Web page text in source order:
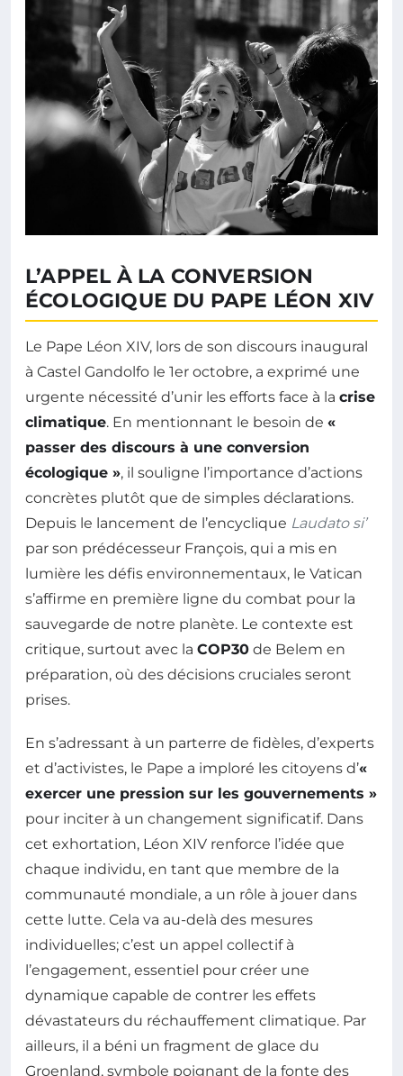
L’APPEL À LA CONVERSION
ÉCOLOGIQUE DU PAPE LÉON XIV
Le Pape Léon XIV, lors de son discours inaugural
à Castel Gandolfo le 1er octobre, a exprimé une
urgente nécessité d’unir les efforts face à la crise
climatique. En mentionnant le besoin de «
passer des discours à une conversion
écologique », il souligne l’importance d’actions
concrètes plutôt que de simples déclarations.
Depuis le lancement de l’encyclique Laudato si’
par son prédécesseur François, qui a mis en
lumière les défis environnementaux, le Vatican
s’affirme en première ligne du combat pour la
sauvegarde de notre planète. Le contexte est
critique, surtout avec la COP30 de Belem en
préparation, où des décisions cruciales seront
prises.
En s’adressant à un parterre de fidèles, d’experts
et d’activistes, le Pape a imploré les citoyens d’«
exercer une pression sur les gouvernements »
pour inciter à un changement significatif. Dans
cet exhortation, Léon XIV renforce l’idée que
chaque individu, en tant que membre de la
communauté mondiale, a un rôle à jouer dans
cette lutte. Cela va au-delà des mesures
individuelles; c’est un appel collectif à
l’engagement, essentiel pour créer une
dynamique capable de contrer les effets
dévastateurs du réchauffement climatique. Par
ailleurs, il a béni un fragment de glace du
Groenland, symbole poignant de la fonte des